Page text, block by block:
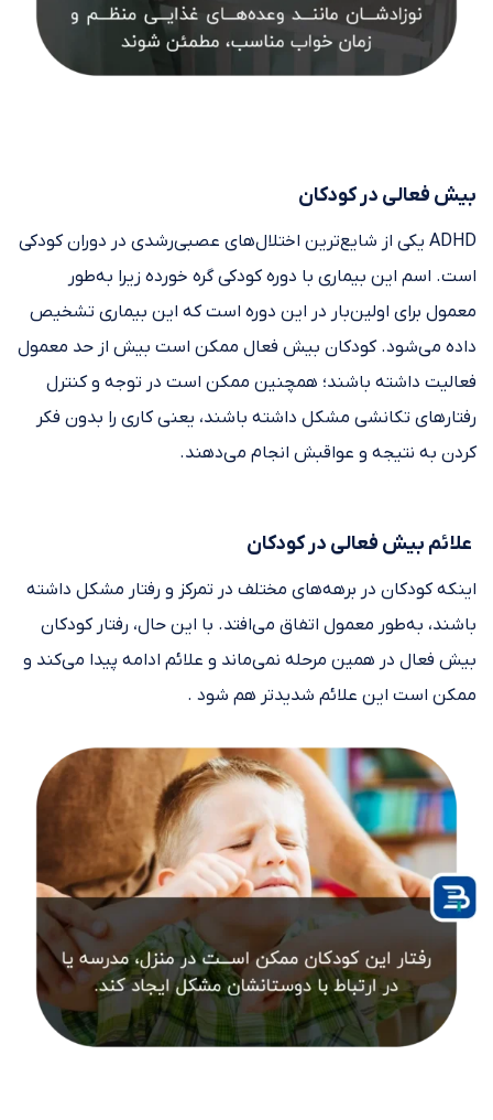
بیش فعالی در کودکان
ADHD یکی از شایع‌ترین اختلال‌های عصبی‌رشدی در دوران کودکی
است. اسم این بیماری با دوره کودکی گره خورده زیرا به‌طور
معمول برای اولین‌بار در این دوره است که این بیماری تشخیص
داده می‌شود. کودکان بیش فعال ممکن است بیش از حد معمول
فعالیت داشته باشند؛ همچنین ممکن است در توجه و کنترل
رفتارهای تکانشی مشکل داشته باشند، یعنی کاری را بدون فکر
کردن به نتیجه و عواقبش انجام می‌دهند.
علائم بیش فعالی در کودکان
اینکه کودکان در برهه‌های مختلف در تمرکز و رفتار مشکل داشته
باشند، به‌طور معمول اتفاق می‌افتد. با این حال، رفتار کودکان
بیش فعال در همین مرحله نمی‌ماند و علائم ادامه پیدا می‌کند و
ممکن است این علائم شدیدتر هم شود .